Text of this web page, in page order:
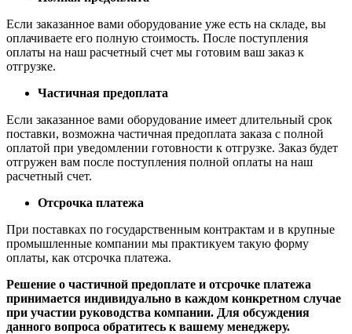
Если заказанное вами оборудование уже есть на складе, вы
оплачиваете его полную стоимость. После поступления
оплаты на наш расчетный счет мы готовим ваш заказ к
отгрузке.
Частичная предоплата
Если заказанное вами оборудование имеет длительный срок
поставки, возможна частичная предоплата заказа с полной
оплатой при уведомлении готовности к отгрузке. Заказ будет
отгружен вам после поступления полной оплаты на наш
расчетный счет.
Отсрочка платежа
При поставках по государственным контрактам и в крупные
промышленные компании мы практикуем такую форму
оплаты, как отсрочка платежа.
Решение о частичной предоплате и отсрочке платежа
принимается индивидуально в каждом конкретном случае
при участии руководства компании. Для обсуждения
данного вопроса обратитесь к вашему менеджеру.